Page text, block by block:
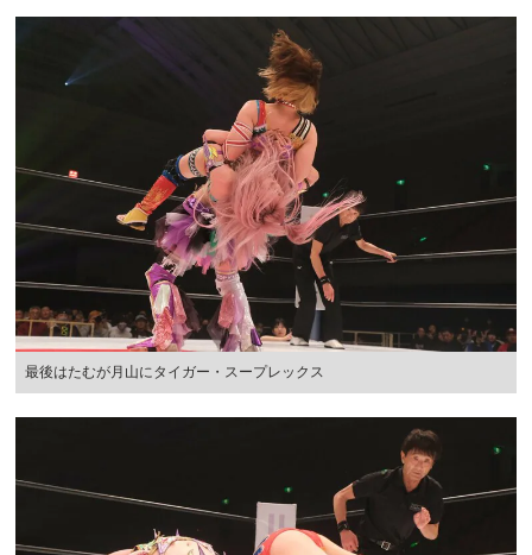
最後はたむが月山にタイガー・スープレックス